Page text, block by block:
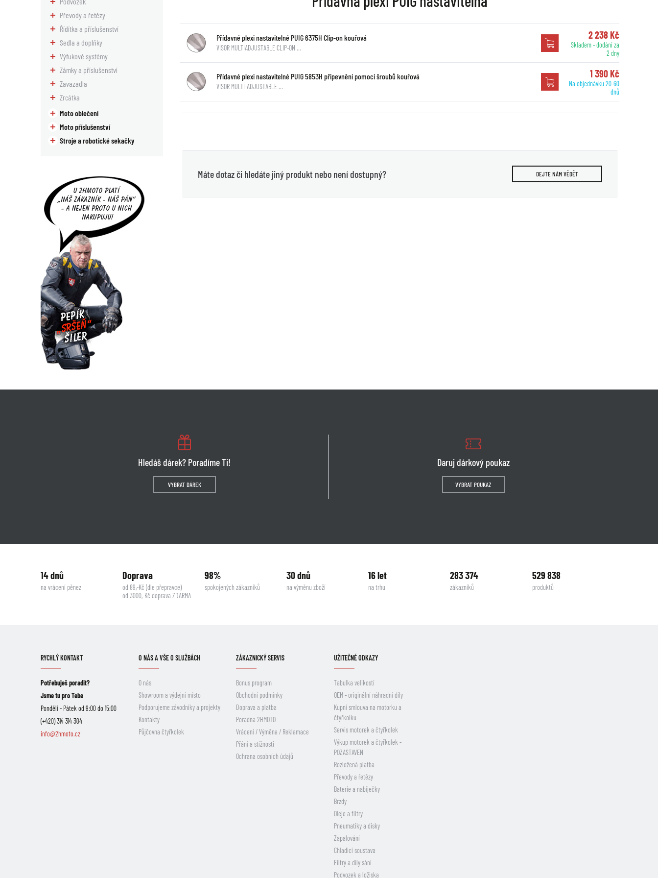
Převody a řetězy
Řídítka a příslušenství
Sedla a doplňky
Výfukové systémy
Zámky a příslušenství
Zavazadla
Zrcátka
Moto oblečení
Moto příslušenství
Stroje a robotické sekačky
Přídavné plexi nastavitelné PUIG 6375H Clip-on kouřová
VISOR MULTIADJUSTABLE CLIP-ON …
2 238 Kč
Skladem - dodání za
2 dny
Přídavné plexi nastavitelné PUIG 5853H připevnění pomocí šroubů kouřová
VISOR MULTI-ADJUSTABLE …
1 390 Kč
Na objednávku 20-60
dnů
Máte dotaz či hledáte jiný produkt nebo není dostupný? DEJTE NÁM VĚDĚT
Hledáš dárek? Poradíme Ti!
VYBRAT DÁREK
Daruj dárkový poukaz
VYBRAT POUKAZ
14 dnů
na vrácení pěnez
Doprava
od 89,-Kč (dle přepravce)
od 3000,-Kč doprava ZDARMA
98%
spokojených zákazníků
30 dnů
na výměnu zboží
16 let
na trhu
283 374
zákazníků
529 838
produktů
RYCHLÝ KONTAKT
Potřebuješ poradit?
Jsme tu pro Tebe
Pondělí - Pátek od 9:00 do 15:00
(+420) 314 314 304
info@2hmoto.cz
O NÁS A VŠE O SLUŽBÁCH
O nás
Showroom a výdejní místo
Podporujeme závodníky a projekty
Kontakty
Půjčovna čtyřkolek
ZÁKAZNICKÝ SERVIS
Bonus program
Obchodní podmínky
Doprava a platba
Poradna 2HMOTO
Vrácení / Výměna / Reklamace
Přání a stížnosti
Ochrana osobních údajů
UŽITEČNÉ ODKAZY
Tabulka velikostí
OEM - originální náhradní díly
Kupní smlouva na motorku a
čtyřkolku
Servis motorek a čtyřkolek
Výkup motorek a čtyřkolek -
POZASTAVEN
Rozložená platba
Převody a řetězy
Baterie a nabíječky
Brzdy
Oleje a filtry
Pneumatiky a disky
Zapalování
Chladicí soustava
Filtry a díly sání
Podvozek a ložiska